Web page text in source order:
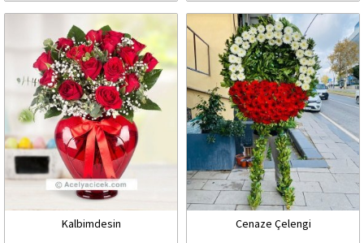
Kalbimdesin Cenaze Çelengi